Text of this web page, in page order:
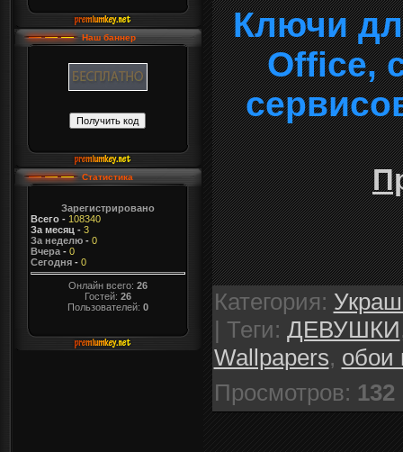
Наш баннер
Статистика
Зарегистрировано
Всего- 108340
За месяц - 3
За неделю- 0
Вчера- 0
Сегодня- 0
Онлайн всего: 26
Гостей: 26
Пользователей: 0
Ключи
Office,
Категория:
| Теги: ДЕВУШКИ
Wallpapers, обои
Просмотров: 132